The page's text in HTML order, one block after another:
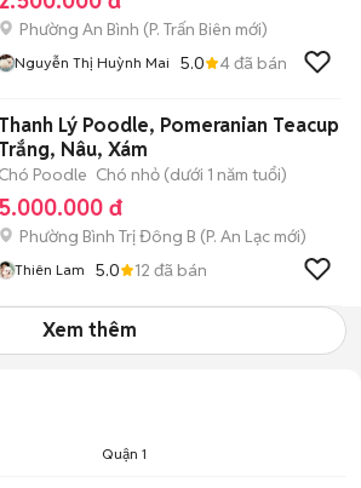
Phường An Bình (P. Trấn Biên mới)
Nguyễn Thị Huỳnh Mai 5.0 4đã bán
Thanh Lý Poodle, Pomeranian Teacup
Trắng, Nâu, Xám
Chó Poodle Chó nhỏ (dưới 1 năm tuổi)
5.000.000 đ
Phường Bình Trị Đông B (P. An Lạc mới)
Thiên Lam 5.0 12 đã bán
Xem thêm
Quận 1